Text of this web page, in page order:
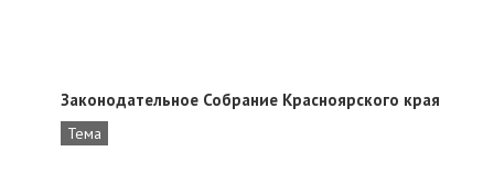
Законодательное Собрание Красноярского края
Тема